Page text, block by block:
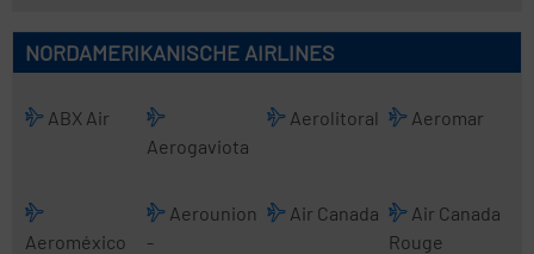
NORDAMERIKANISCHE AIRLINES
ABX Air
Aerogaviota
Aerolitoral Aeromar
Aeroméxico
Aerounion
-
Air Canada
Air Canada
Rouge